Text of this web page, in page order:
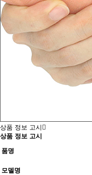
상품 정보 고시
상품 정보 고시
품명
모델명